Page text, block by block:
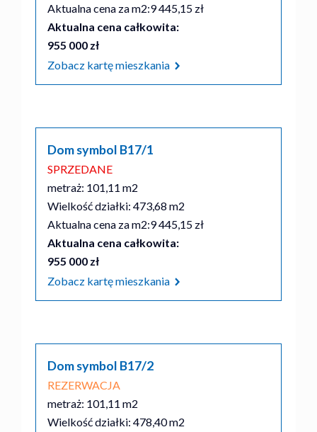
Aktualna cena za m2:9 445,15 zł
Aktualna cena całkowita:
955 000 zł
Zobacz kartę mieszkania
Dom symbol B17/1
SPRZEDANE
metraż: 101,11 m2
Wielkość działki: 473,68 m2
Aktualna cena za m2:9 445,15 zł
Aktualna cena całkowita:
955 000 zł
Zobacz kartę mieszkania
Dom symbol B17/2
REZERWACJA
metraż: 101,11 m2
Wielkość działki: 478,40 m2